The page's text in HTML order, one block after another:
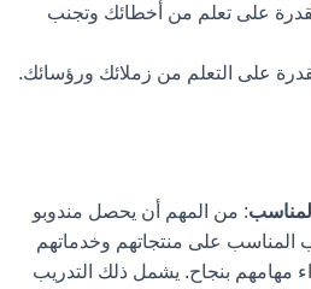
على تعلم من أخطائك وتجنب
على التعلم من زملائك ورؤسائك.
: من المهم أن يحصل مندوبو
المناسب على منتجاتهم وخدماتهم
مهامهم بنجاح. يشمل ذلك التدريب